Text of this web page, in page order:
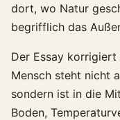
dort, wo Natur
begrifflich das
Der Essay
Mensch steht nicht
sondern ist in die
Boden,